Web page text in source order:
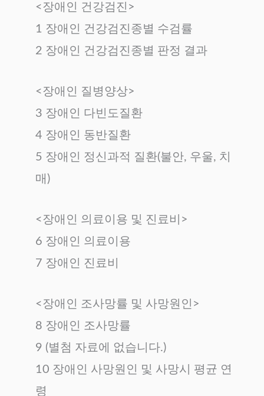
<장애인 건강검진>
1 장애인 건강검진종별 수검률
2 장애인 건강검진종별 판정 결과
<장애인 질병양상>
3 장애인 다빈도질환
4 장애인 동반질환
5 장애인 정신과적 질환(불안, 우울, 치
매)
<장애인 의료이용 및 진료비>
6 장애인 의료이용
7 장애인 진료비
<장애인 조사망률 및 사망원인>
8 장애인 조사망률
9 (별첨 자료에 없습니다.)
10 장애인 사망원인 및 사망시 평균 연
령